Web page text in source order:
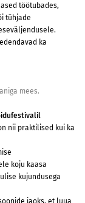
töötubades,
tühjade
ka
mees.
nii praktilised kui ka
koju kaasa
kujundusega
jaoks, et luua